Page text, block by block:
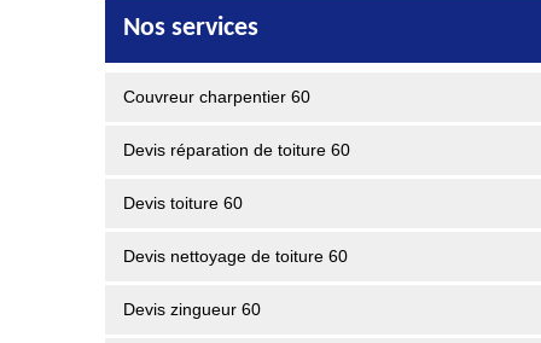
Nos services
Couvreur charpentier 60
Devis réparation de toiture 60
Devis toiture 60
Devis nettoyage de toiture 60
Devis zingueur 60